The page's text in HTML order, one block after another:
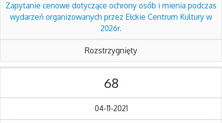
Zapytanie cenowe dotyczące ochrony osób i mienia podczas
wydarzeń organizowanych przez Ełckie Centrum Kultury w
2026r.
Rozstrzygnięty
68
04-11-2021